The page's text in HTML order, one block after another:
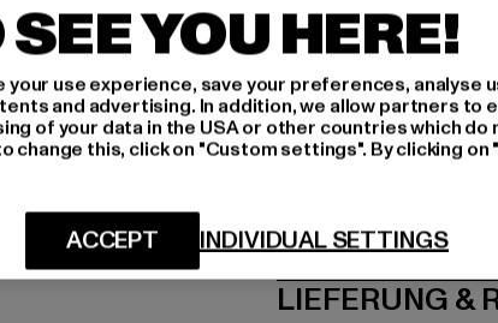
Art.Nr: TB6771-00007
Hersteller: TB
Dr.-Robert-Murjahn-
LIEFERUNG &
YOU HERE!
use experience, save your preferences, analyse
and advertising. In addition, we allow partners to
of your data in the USA or other countries which do
this, click on "Custom settings". By clicking
INDIVIDUAL SETTINGS
ACCEPT